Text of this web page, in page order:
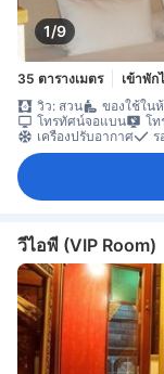
1/9
35 ตารางเมตร เข้าพั
วิว: สวน
ของใช้ใน
โทรทัศน์จอแบน
โท
เครื่องปรับอากาศ
ร
วีไอพี (VIP Room)